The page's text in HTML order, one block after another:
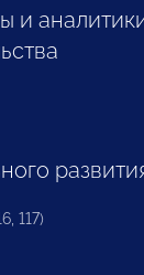
и
117)